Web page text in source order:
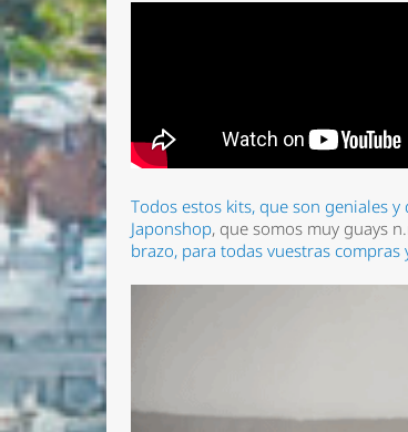
Todos estos kits, que son geniales
Japonshop, que somos muy guays
brazo, para todas vuestras compras